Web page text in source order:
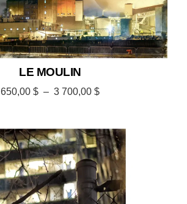
LE MOULIN
650,00 $ – 3 700,00 $